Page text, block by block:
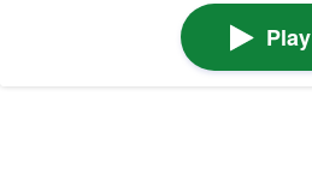
Play